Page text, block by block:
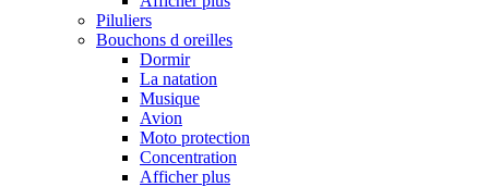
Piluliers
Bouchons d oreilles
Dormir
La natation
Musique
Avion
Moto protection
Concentration
Afficher plus